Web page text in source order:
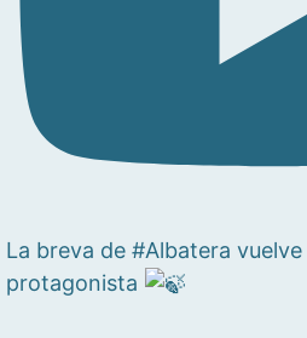
La breva de #Albatera
protagonista